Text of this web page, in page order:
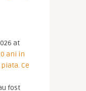
at
ani in
Ce
fost